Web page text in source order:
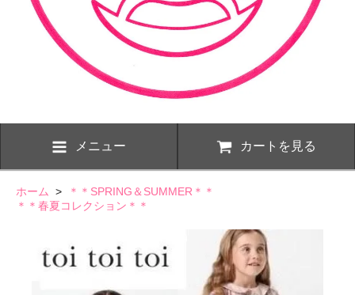
メニュー カートを見る
ホーム >
＊＊SPRING＆SUMMER＊＊
＊＊春夏コレクション＊＊